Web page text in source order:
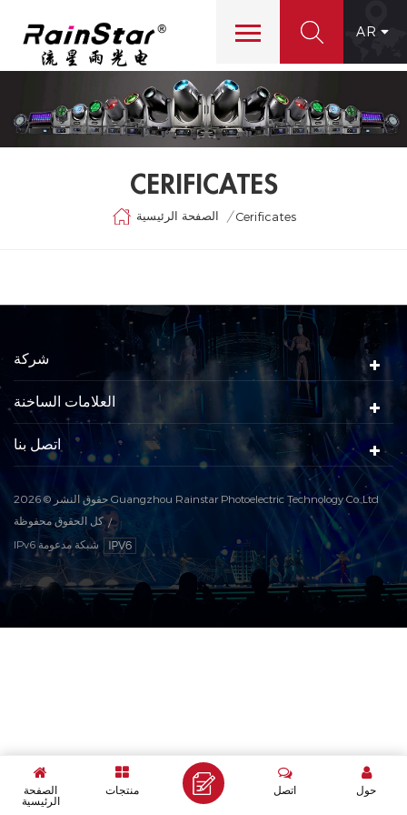
AR
CERIFICATES
الصفحة الرئيسية / Cerificates
شركة
العلامات الساخنة
اتصل بنا
حقوق النشر © 2026 Guangzhou Rainstar Photoelectric Technology Co.,Ltd
كل الحقوق محفوظة
IPv6 شبكة مدعومة
الصفحة
الرئيسية
منتجات حول اتصل